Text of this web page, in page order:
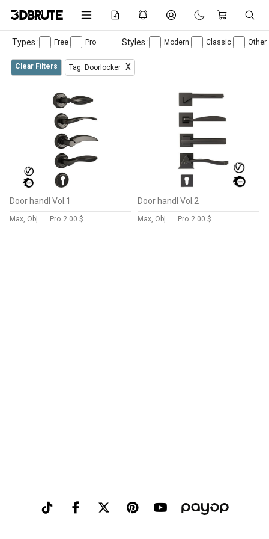
Types : Free Pro Styles : Modern Classic Other
Clear Filters Tag: Doorlocker X
Door handl Vol.1
Max, Obj Pro 2.00 $
Door handl Vol.2
Max, Obj Pro 2.00 $